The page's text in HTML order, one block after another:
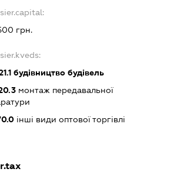
грн.
будівництво будівель
монтаж передавальної
інші види оптової торгівлі